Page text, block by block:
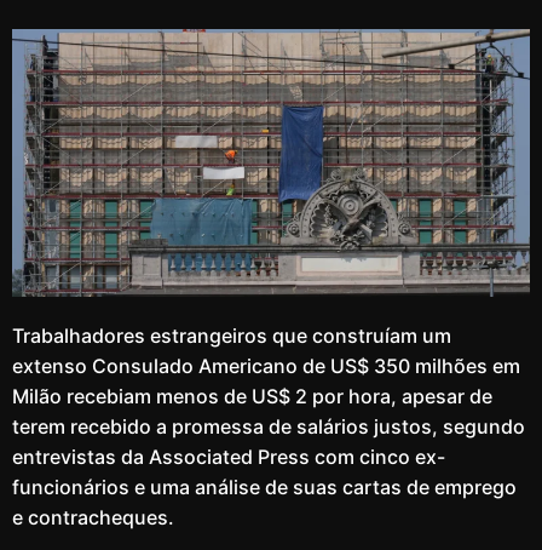
Trabalhadores estrangeiros que construíam um
extenso Consulado Americano de US$ 350 milhões em
Milão recebiam menos de US$ 2 por hora, apesar de
terem recebido a promessa de salários justos, segundo
entrevistas da Associated Press com cinco ex-
funcionários e uma análise de suas cartas de emprego
e contracheques.